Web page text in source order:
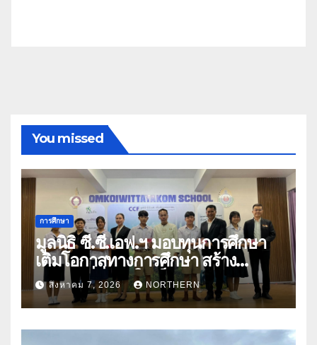
You missed
การศึกษา
มูลนิธิ ซี.ซี.เอฟ.ฯ มอบทุนการศึกษา
เติมโอกาสทางการศึกษา สร้าง
อนาคตที่มั่นคงให้เด็กและเยาวชน
ด้อยโอกาส
สิงหาคม 7, 2026 NORTHERN